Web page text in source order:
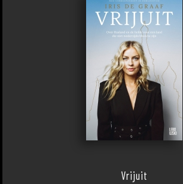
Vrijuit